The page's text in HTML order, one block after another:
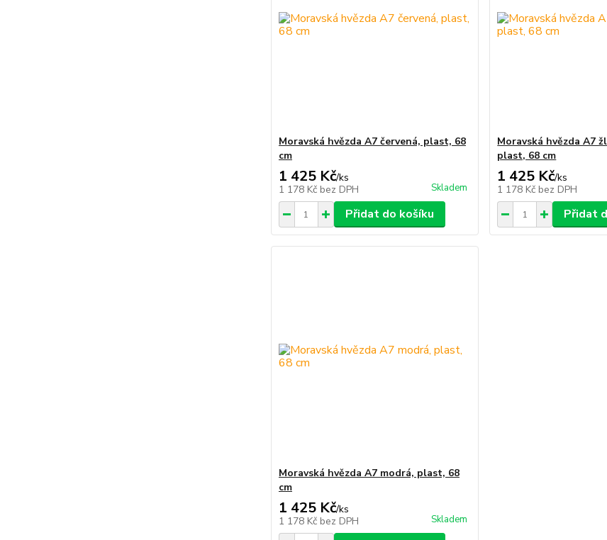
Moravská hvězda A7 červená, plast, 68
cm
1 425 Kč/ks
1 178 Kč bez DPH Skladem
Přidat do košíku
Moravská hvězda A7
plast, 68 cm
1 425 Kč/ks
1 178 Kč bez DPH
Přidat
Moravská hvězda A7 modrá, plast, 68
cm
1 425 Kč/ks
1 178 Kč bez DPH Skladem